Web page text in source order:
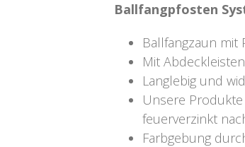
Ballfangpfosten
Ballfangzaun mit
Mit Abdeckleisten
Langlebig und
Unsere
feuerverzinkt
Farbgebung